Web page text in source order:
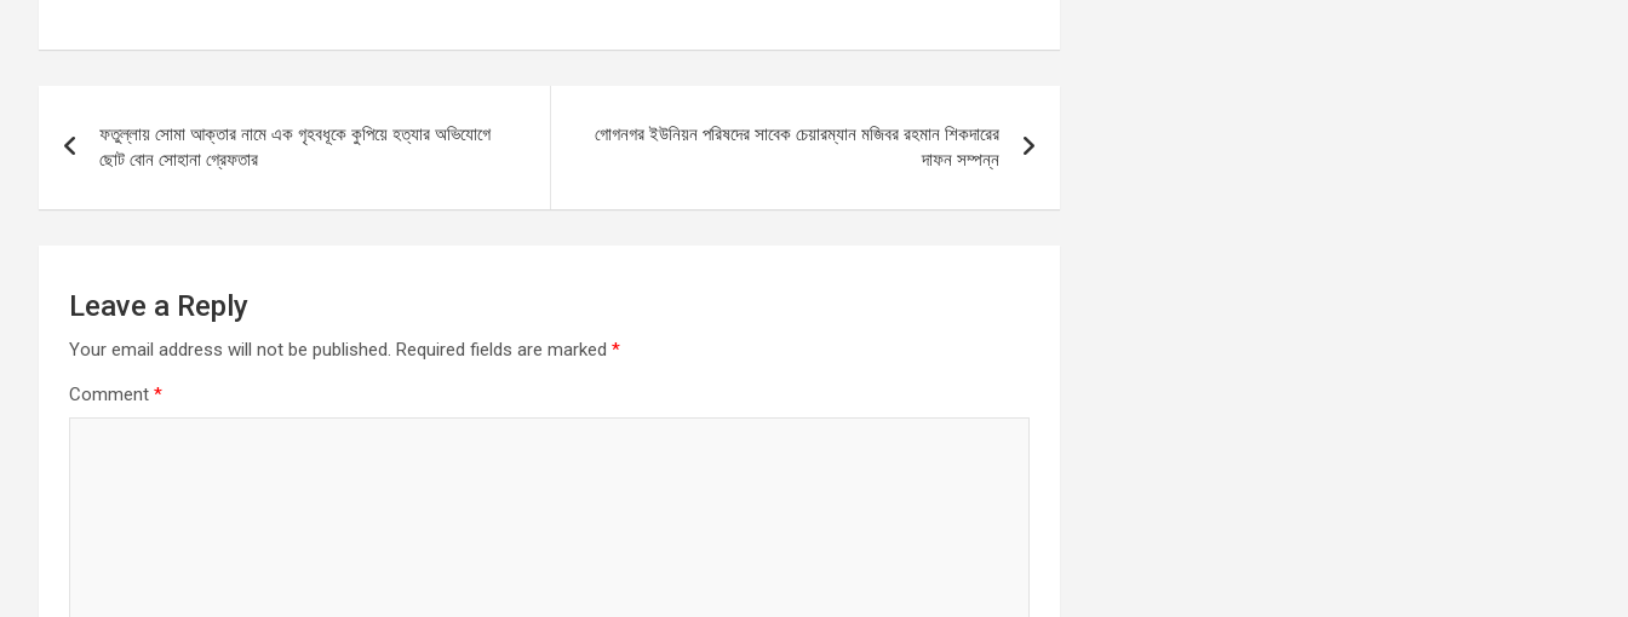
ce
o
o
k
ail at
A
p
p
se
g
ar
navigation
ফতুল্লায় সোমা আক্তার নামে এক গৃহবধূকে কুপিয়ে হত্যার অভিযোগে
ছোট বোন সোহানা গ্রেফতার
গোগনগর ইউনিয়ন পরিষদের সাবেক চেয়ারম্যান মজিবর রহমান শিকদারের
দাফন সম্পন্ন
Leave a Reply
Your email address will not be published. Required fields are marked *
Comment *